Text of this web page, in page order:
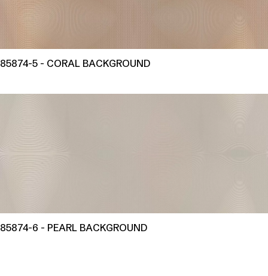
85874-5 - CORAL BACKGROUND
85874-6 - PEARL BACKGROUND